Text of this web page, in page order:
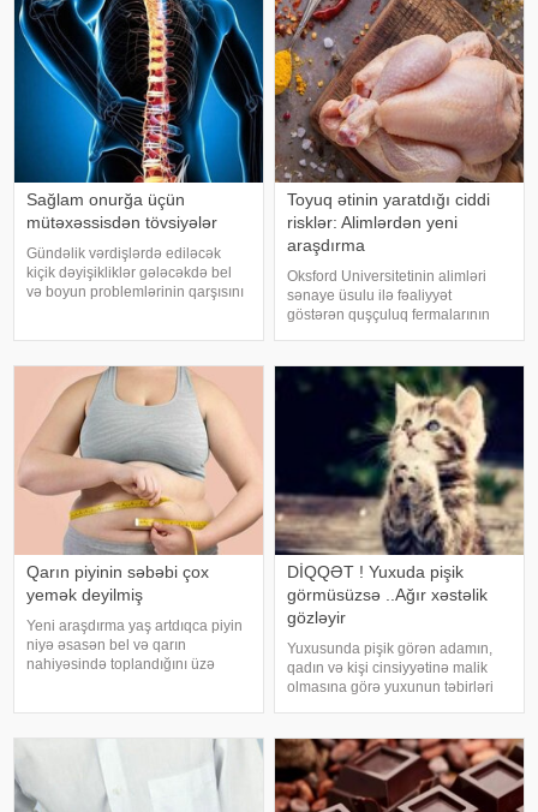
dəyişiklikləri, quru hava və
baxımsız kondisionerlərd
Sağlam onurğa üçün
mütəxəssisdən tövsiyələr
Gündəlik vərdişlərdə ediləcək
kiçik dəyişikliklər gələcəkdə bel
və boyun problemlərinin qarşısını
duruş onurğanın sağlam
qalmasınd
Toyuq ətinin yaratdığı ciddi
risklər: Alimlərdən yeni
araşdırma
Oksford Universitetinin alimləri
sənaye üsulu ilə fəaliyyət
göstərən quşçuluq fermalarının
biləcəyini bildiriblər. xəbər verir ki,
araşdırma zamanı son 45 i
Qarın piyinin səbəbi çox
yemək deyilmiş
Yeni araşdırma yaş artdıqca piyin
niyə əsasən bel və qarın
nahiyəsində toplandığını üzə
müşahidə edir. Bu isə təkcə esteti
DİQQƏT ! Yuxuda pişik
görmüsüzsə ..Ağır xəstəlik
gözləyir
Yuxusunda pişik görən adamın,
qadın və kişi cinsiyyətinə malik
olmasına görə yuxunun təbirləri
həyatında diqqətsiz bir şəxsiyyətə
sahib olduğu, ətrafındak